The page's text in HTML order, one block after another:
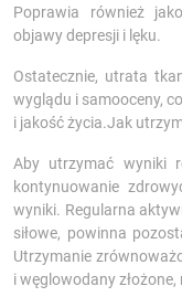
Poprawia również
objawy depresji i lęku.
Ostatecznie, utrata
wyglądu i samooceny,
i jakość życia.Jak
Aby utrzymać wyniki
kontynuowanie
wyniki. Regularna
siłowe, powinna
Utrzymanie
i węglowodany